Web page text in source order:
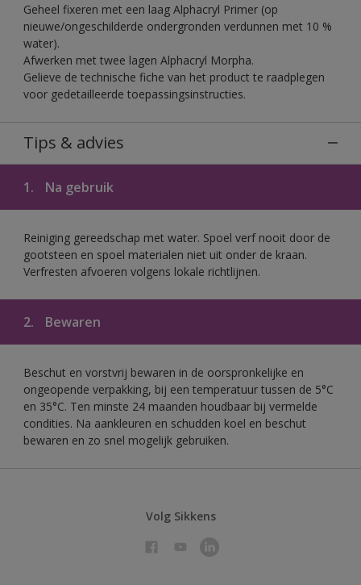
Geheel fixeren met een laag Alphacryl Primer (op
nieuwe/ongeschilderde ondergronden verdunnen met 10 %
water).
Afwerken met twee lagen Alphacryl Morpha.
Gelieve de technische fiche van het product te raadplegen
voor gedetailleerde toepassingsinstructies.
Tips & advies
1. Na gebruik
Reiniging gereedschap met water. Spoel verf nooit door de
gootsteen en spoel materialen niet uit onder de kraan.
Verfresten afvoeren volgens lokale richtlijnen.
2. Bewaren
Beschut en vorstvrij bewaren in de oorspronkelijke en
ongeopende verpakking, bij een temperatuur tussen de 5°C
en 35°C. Ten minste 24 maanden houdbaar bij vermelde
condities. Na aankleuren en schudden koel en beschut
bewaren en zo snel mogelijk gebruiken.
Volg Sikkens